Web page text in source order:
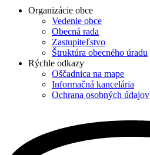
Organizácie obce
Vedenie obce
Obecná rada
Zastupiteľstvo
Štruktúra obecného úradu
Rýchle odkazy
Oščadnica na mape
Informačná kancelária
Ochrana osobných údajov